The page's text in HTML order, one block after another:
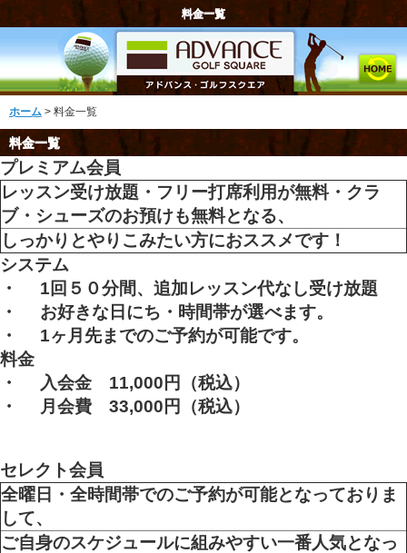
料金一覧
ホーム > 料金一覧
料金一覧
プレミアム会員
レッスン受け放題・フリー打席利用が無料・クラ
ブ・シューズのお預けも無料となる、
しっかりとやりこみたい方におススメです！
システム
・ 1 回５０分間、追加レッスン代なし受け放題
・ お好きな日にち・時間帯が選べます。
・ 1ヶ月先までのご予約が可能です。
料金
・
入会金 11,000円
（税込）
・
月会費 33,000円（税込）
セレクト会員
全曜日・全時間帯でのご予約が可能となっておりま
して、
ご自身のスケジュールに組みやすい一番人気となっ